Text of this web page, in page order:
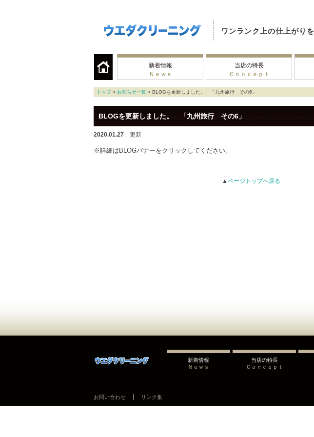
ワンランク上の仕上がりを
新着情報
Ｎｅｗｓ
当店の特長
Ｃｏｎｃｅｐｔ
トップ> お知らせ一覧 > BLOGを更新しました。 「九州旅行 その6」
BLOGを更新しました。 「九州旅行 その6」
2020.01.27 更新
※詳細はBLOGバナーをクリックしてください。
▲ページトップへ戻る
お問い合わせ リンク集
新着情報
Ｎｅｗｓ
当店の特長
Ｃｏｎｃｅｐｔ